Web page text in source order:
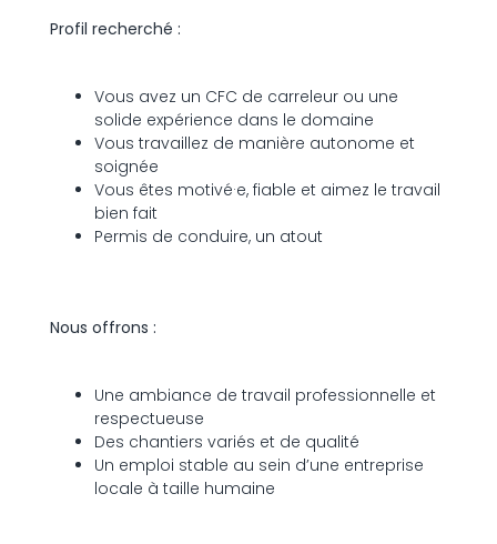
Profil recherché :
Vous avez un CFC de carreleur ou une
solide expérience dans le domaine
Vous travaillez de manière autonome et
soignée
Vous êtes motivé·e, fiable et aimez le travail
bien fait
Permis de conduire, un atout
Nous offrons :
Une ambiance de travail professionnelle et
respectueuse
Des chantiers variés et de qualité
Un emploi stable au sein d’une entreprise
locale à taille humaine